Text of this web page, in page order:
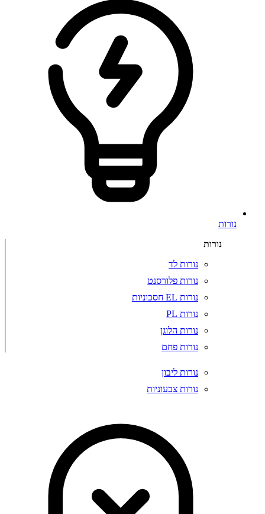
נורות
נורות
נורות לד
נורות פלורסנט
נורות EL חסכוניות
נורות PL
נורות הלוגן
נורות פחם
נורות ליבון
נורות צבעוניות